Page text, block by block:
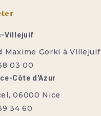
Villejuif
Maxime Gorki à Villejuif
03 00
Côte d'Azur
06000 Nice
34 60